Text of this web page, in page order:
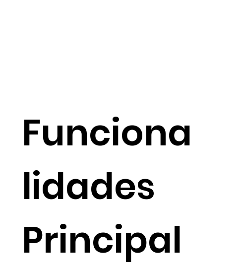
Funciona
lidades
Principal